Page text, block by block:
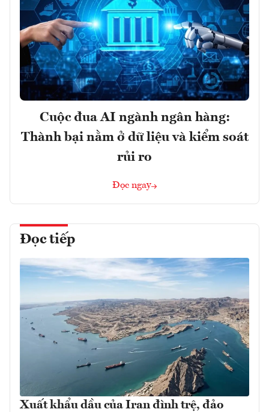
Cuộc đua AI ngành ngân hàng:
Thành bại nằm ở dữ liệu và kiểm soát
rủi ro
Đọc ngay
Đọc tiếp
Xuất khẩu dầu của Iran đình trệ, đảo